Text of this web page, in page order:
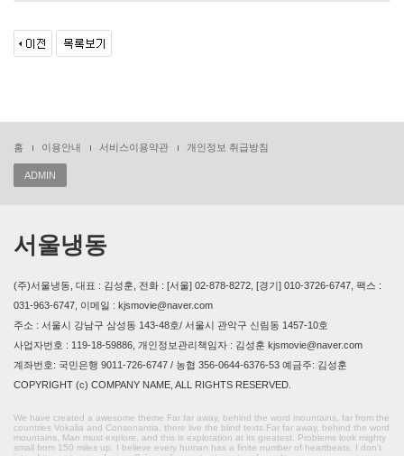
홈 이용안내 서비스이용약관 개인정보 취급방침
ADMIN
서울냉동
(주)서울냉동, 대표 : 김성훈, 전화 : [서울] 02-878-8272, [경기] 010-3726-6747, 팩스 :
031-963-6747, 이메일 : kjsmovie@naver.com
주소 : 서울시 강남구 삼성동 143-48호/ 서울시 관악구 신림동 1457-10호
사업자번호 : 119-18-59886, 개인정보관리책임자 : 김성훈 kjsmovie@naver.com
계좌번호: 국민은행 9011-726-6747 / 농협 356-0644-6376-53 예금주: 김성훈
COPYRIGHT (c) COMPANY NAME, ALL RIGHTS RESERVED.
We have created a awesome theme Far far away, behind the word mountains, far from the
countries Vokalia and Consonantia, there live the blind texts.Far far away, behind the word
mountains, Man must explore, and this is exploration at its greatest. Problems look mighty
small from 150 miles up. I believe every human has a finite number of heartbeats. I don't